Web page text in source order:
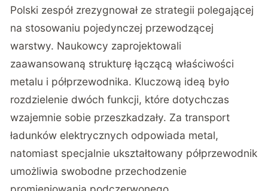
Polski zespół zrezygnował ze strategii polegającej
na stosowaniu pojedynczej przewodzącej
warstwy. Naukowcy zaprojektowali
zaawansowaną strukturę łączącą właściwości
metalu i półprzewodnika. Kluczową ideą było
rozdzielenie dwóch funkcji, które dotychczas
wzajemnie sobie przeszkadzały. Za transport
ładunków elektrycznych odpowiada metal,
natomiast specjalnie ukształtowany półprzewodnik
umożliwia swobodne przechodzenie